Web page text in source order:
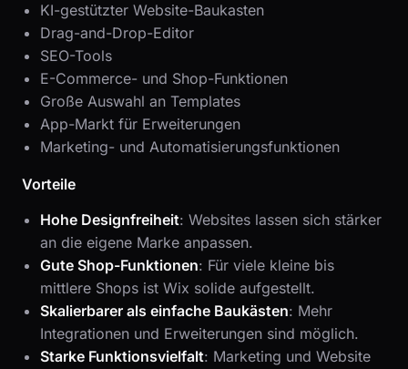
KI-gestützter Website-Baukasten
Drag-and-Drop-Editor
SEO-Tools
E-Commerce- und Shop-Funktionen
Große Auswahl an Templates
App-Markt für Erweiterungen
Marketing- und Automatisierungsfunktionen
Vorteile
Hohe Designfreiheit: Websites lassen sich stärker
an die eigene Marke anpassen.
Gute Shop-Funktionen: Für viele kleine bis
mittlere Shops ist Wix solide aufgestellt.
Skalierbarer als einfache Baukästen: Mehr
Integrationen und Erweiterungen sind möglich.
Starke Funktionsvielfalt: Marketing und Website